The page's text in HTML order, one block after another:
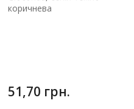
51,70 грн.